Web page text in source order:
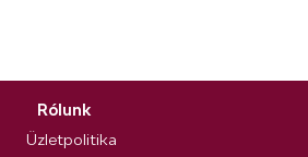
Rólunk
Üzletpolitika